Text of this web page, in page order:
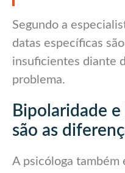
Segundo a
datas específicas
insuficientes diante
problema.
Bipolaridade
são as
A psicóloga também